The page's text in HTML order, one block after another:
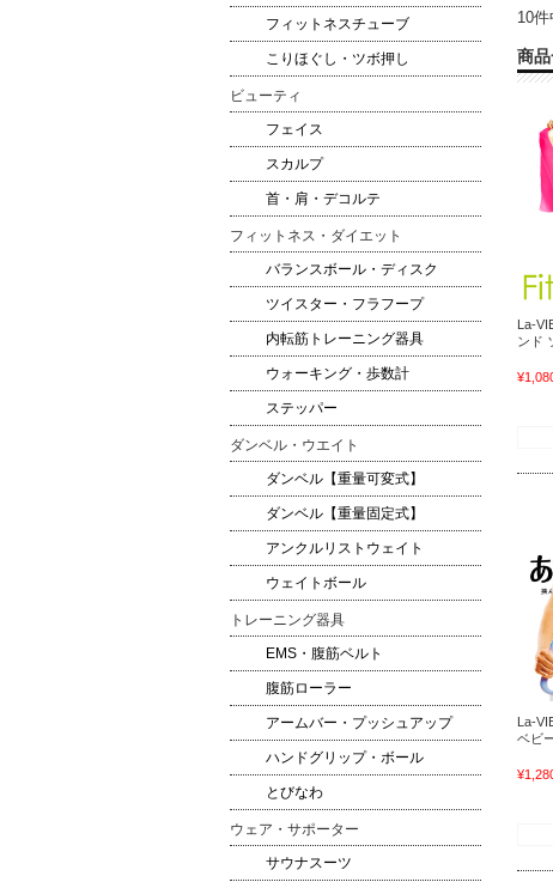
10
商
La-
ンド
La-
ベビ
フィットネスチューブ
こりほぐし・ツボ押し
ビューティ
フェイス
スカルプ
首・肩・デコルテ
フィットネス・ダイエット
バランスボール・ディスク
ツイスター・フラフープ
内転筋トレーニング器具
ウォーキング・歩数計
ステッパー
ダンベル・ウエイト
ダンベル【重量可変式】
ダンベル【重量固定式】
アンクルリストウェイト
ウェイトボール
トレーニング器具
EMS・腹筋ベルト
腹筋ローラー
アームバー・プッシュアップ
ハンドグリップ・ボール
とびなわ
ウェア・サポーター
サウナスーツ